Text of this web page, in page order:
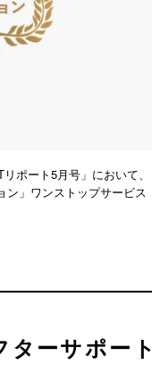
ポート5月号」において、
ン」ワンストップサービス
ターサポート